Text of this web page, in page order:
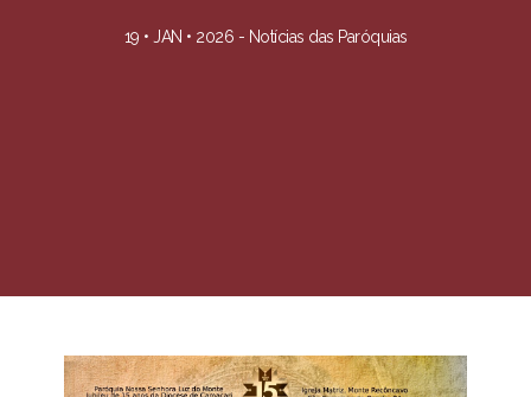
19 • JAN • 2026 - Notícias das Paróquias